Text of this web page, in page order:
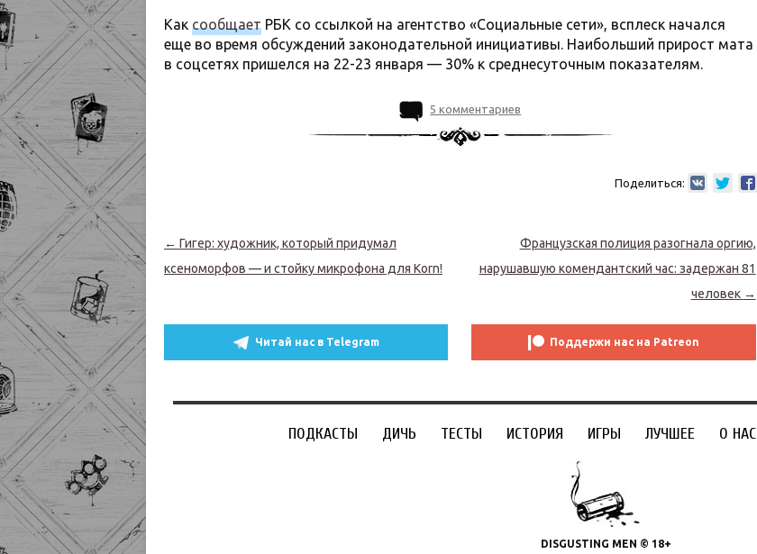
Как сообщает РБК со ссылкой на агентство «Социальные сети», всплеск начался
еще во время обсуждений законодательной инициативы. Наибольший прирост мата
в соцсетях пришелся на 22-23 января — 30% к среднесуточным показателям.
5 комментариев
Поделиться:
Навигация по записям
← Гигер: художник, который придумал
ксеноморфов — и стойку микрофона для Korn!
Французская полиция разогнала оргию,
нарушавшую комендантский час: задержан 81
человек →
Читай нас в Telegram Поддержи нас на Patreon
ПОДКАСТЫ ДИЧЬ ТЕСТЫ ИСТОРИЯ ИГРЫ ЛУЧШЕЕ О НАС
DISGUSTING MEN © 18+